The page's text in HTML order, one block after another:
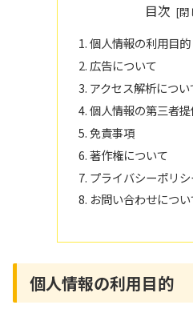
目次
個人情報の利用目的
広告について
アクセス解析につい
個人情報の第三者
免責事項
著作権について
プライバシーポリ
お問い合わせについ
個人情報の利用目的